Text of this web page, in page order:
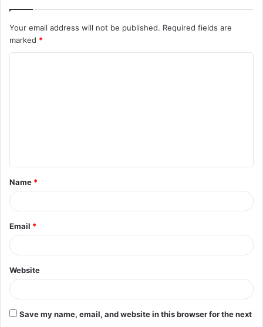
Your email address will not be published. Required fields are
marked *
t
*
Name *
Email *
Website
Save my name, email, and website in this browser for the next